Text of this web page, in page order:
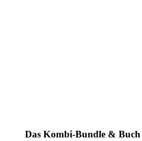
Das Kombi-Bundle &